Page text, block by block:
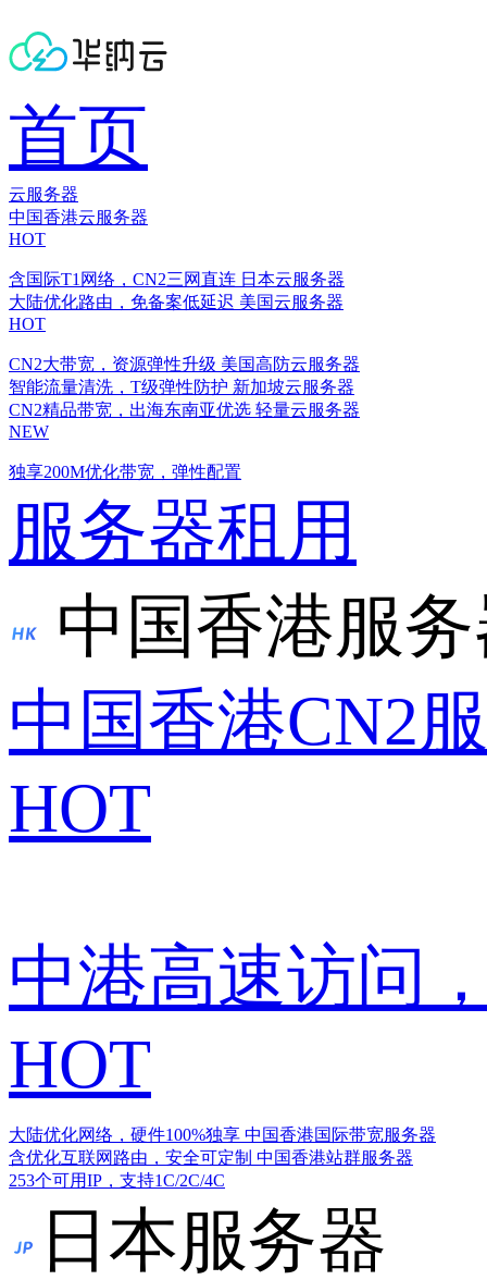
首页
云服务器
中国香港云服务器
HOT
含国际T1网络，CN2三网直连 日本云服务器
大陆优化路由，免备案低延迟 美国云服务器
HOT
CN2大带宽，资源弹性升级 美国高防云服务器
智能流量清洗，T级弹性防护 新加坡云服务器
CN2精品带宽，出海东南亚优选 轻量云服务器
NEW
独享200M优化带宽，弹性配置
服务器租用
中国香港服
中国香港CN2
HOT
中港高速访问
HOT
大陆优化网络，硬件100%独享 中国香港国际带宽服务器
含优化互联网路由，安全可定制 中国香港站群服务器
253个可用IP，支持1C/2C/4C
日本服务器